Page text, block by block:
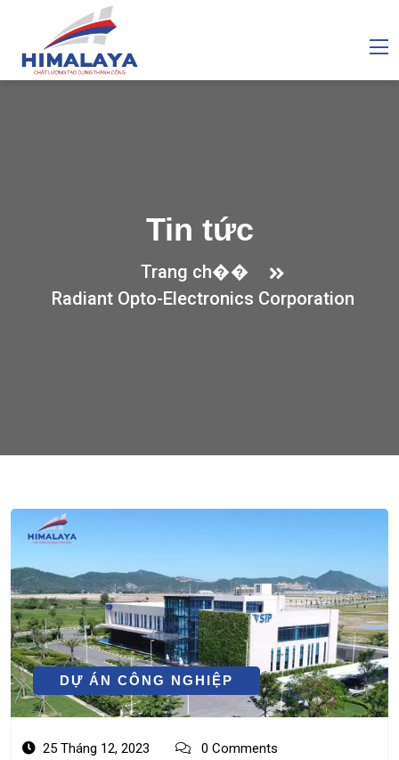
Tin tức
Trang ch��
Radiant Opto-Electronics Corporation
DỰ ÁN CÔNG NGHIỆP
25 Tháng 12, 2023 0 Comments